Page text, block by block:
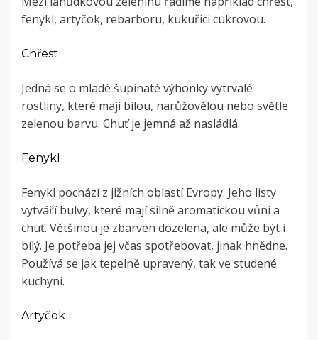
fenykl, artyčok, rebarboru, kukuřici cukrovou.
Chřest
Jedná se o mladé šupinaté výhonky vytrvalé
rostliny, které mají bílou, narůžovělou nebo světle
zelenou barvu. Chuť je jemná až nasládlá.
Fenykl
Fenykl pochází z jižních oblastí Evropy. Jeho listy
vytváří bulvy, které mají silně aromatickou vůni a
chuť. Většinou je zbarven dozelena, ale může být i
bílý. Je potřeba jej včas spotřebovat, jinak hnědne.
Používá se jak tepelně upravený, tak ve studené
kuchyni.
Artyčok